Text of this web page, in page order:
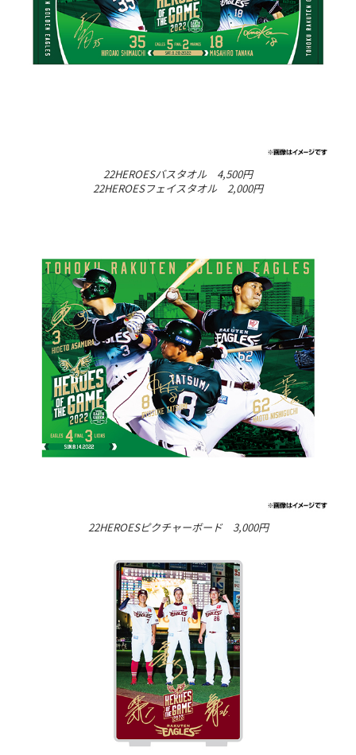
22HEROESバスタオル 4,500円
22HEROESフェイスタオル 2,000円
22HEROESピクチャーボード 3,000円